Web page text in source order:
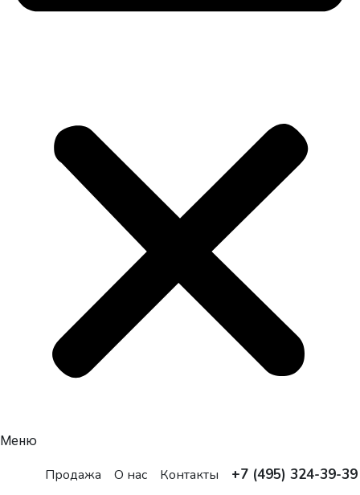
Меню
Продажа О нас Контакты +7 (495) 324-39-39